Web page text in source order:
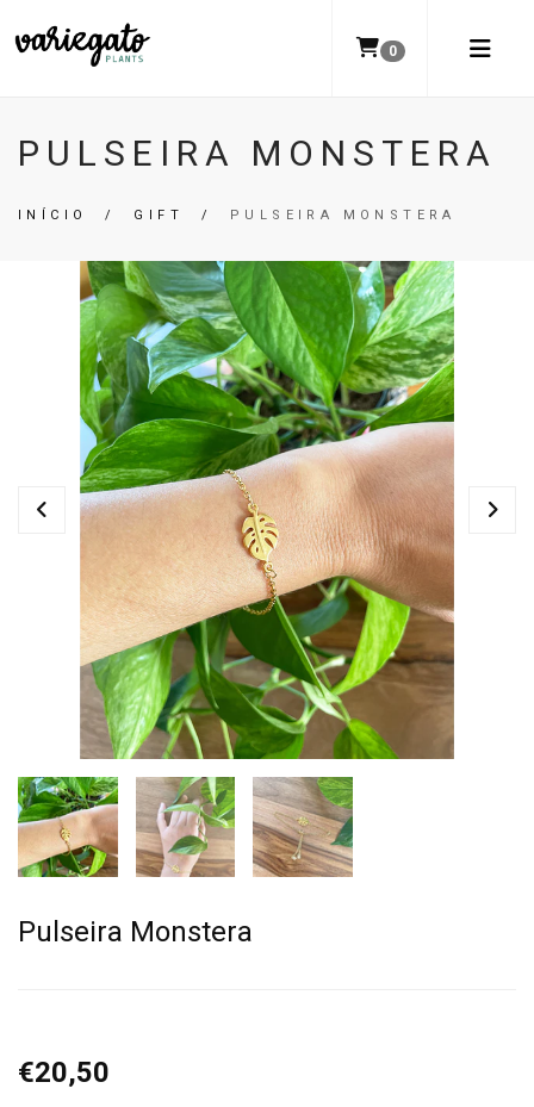
0
PULSEIRA MONSTERA
INÍCIO / GIFT / PULSEIRA MONSTERA
Pulseira Monstera
€20,50